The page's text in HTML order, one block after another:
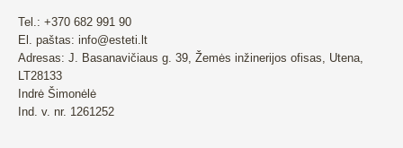
Tel.: +370 682 991 90
El. paštas: info@esteti.lt
Adresas: J. Basanavičiaus g. 39, Žemės inžinerijos ofisas, Utena,
LT28133
Indrė Šimonėlė
Ind. v. nr. 1261252